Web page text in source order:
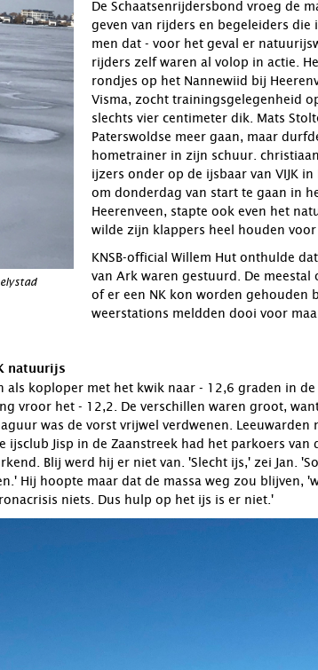
De Schaatsenrijdersbond vroeg de
geven van rijders en begeleiders
men dat - voor het geval er
rijders zelf waren al volop in actie.
rondjes op het Nannewiid bij
Visma, zocht trainingsgelegenheid
slechts vier centimeter dik. Mats
Paterswoldse meer gaan, maar
hometrainer in zijn schuur.
ijzers onder op de ijsbaar van VIJK
om donderdag van start te gaan in
Heerenveen, stapte ook even het
wilde zijn klappers heel houden
KNSB-official Willem Hut onthulde
van Ark waren gestuurd. De
of er een NK kon worden
weerstations meldden dooi voor
natuurijs
als koploper met het kwik naar - 12,6 graden in
vroor het - 12,2. De verschillen waren groot,
was de vorst vrijwel verdwenen. Leeuwarden
ijsclub Jisp in de Zaanstreek had het parkoers
Blij werd hij er niet van. 'Slecht ijs,' zei Jan.
Hij hoopte maar dat de massa weg zou blijven,
niets. Dus hulp op het ijs is er niet.'